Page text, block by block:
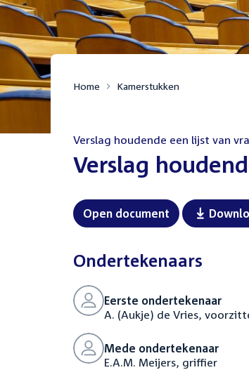
Home Kamerstukken
Verslag houdende een lijst van
:Verslag
Open document
Ondertekenaars
Eerste ondertekenaar
A. (Aukje) de Vries,
Mede ondertekenaar
E.A.M. Meijers, griffier